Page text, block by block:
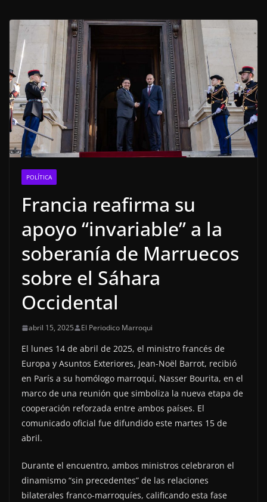
POLÍTICA
Francia reafirma su
apoyo “invariable” a la
soberanía de Marruecos
sobre el Sáhara
Occidental
abril 15, 2025 El Periodico Marroqui
El lunes 14 de abril de 2025, el ministro francés de
Europa y Asuntos Exteriores, Jean-Noël Barrot, recibió
en París a su homólogo marroquí, Nasser Bourita, en el
marco de una reunión que simboliza la nueva etapa de
cooperación reforzada entre ambos países. El
comunicado oficial fue difundido este martes 15 de
abril.
Durante el encuentro, ambos ministros celebraron el
dinamismo “sin precedentes” de las relaciones
bilaterales franco-marroquíes, calificando esta fase